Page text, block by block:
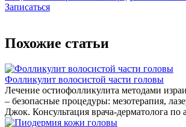
Записаться
Похожие статьи
Фолликулит волосистой части головы
Лечение остиофолликулита методами
– безопасные процедуры: мезотерапия,
Джок. Консультация врача-дерматолога по